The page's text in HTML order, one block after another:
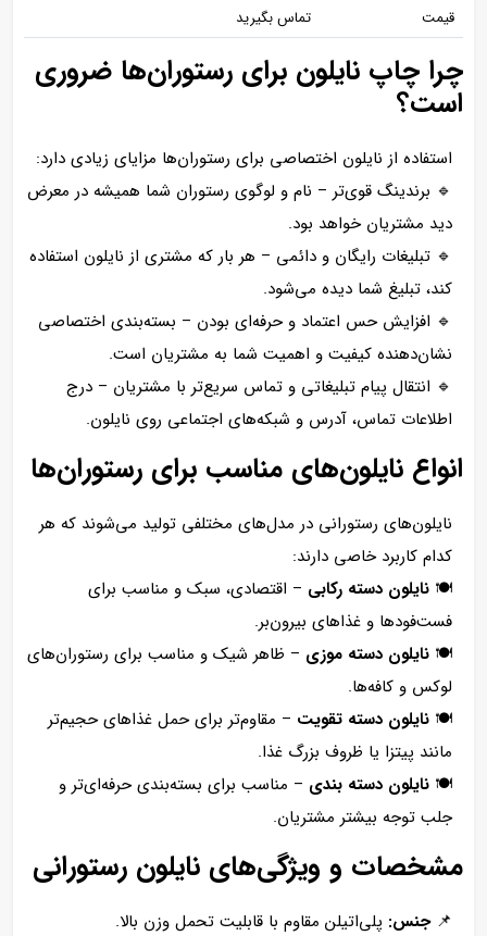
قیمت تماس بگیرید
چرا چاپ نایلون برای رستوران‌ها ضروری
است؟
استفاده از نایلون اختصاصی برای رستوران‌ها مزایای زیادی دارد:
🔹 برندینگ قوی‌تر – نام و لوگوی رستوران شما همیشه در معرض
دید مشتریان خواهد بود.
🔹 تبلیغات رایگان و دائمی – هر بار که مشتری از نایلون استفاده
کند، تبلیغ شما دیده می‌شود.
🔹 افزایش حس اعتماد و حرفه‌ای بودن – بسته‌بندی اختصاصی
نشان‌دهنده کیفیت و اهمیت شما به مشتریان است.
🔹 انتقال پیام تبلیغاتی و تماس سریع‌تر با مشتریان – درج
اطلاعات تماس، آدرس و شبکه‌های اجتماعی روی نایلون.
انواع نایلون‌های مناسب برای رستوران‌ها
نایلون‌های رستورانی در مدل‌های مختلفی تولید می‌شوند که هر
کدام کاربرد خاصی دارند:
🍽 نایلون دسته رکابی – اقتصادی، سبک و مناسب برای
فست‌فودها و غذاهای بیرون‌بر.
🍽 نایلون دسته موزی – ظاهر شیک و مناسب برای رستوران‌های
لوکس و کافه‌ها.
🍽 نایلون دسته تقویت – مقاوم‌تر برای حمل غذاهای حجیم‌تر
مانند پیتزا یا ظروف بزرگ غذا.
🍽 نایلون دسته بندی – مناسب برای بسته‌بندی حرفه‌ای‌تر و
جلب توجه بیشتر مشتریان.
مشخصات و ویژگی‌های نایلون رستورانی
📌جنس: پلی‌اتیلن مقاوم با قابلیت تحمل وزن بالا.